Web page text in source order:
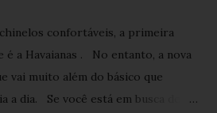
confortáveis, a primeira
é a Havaianas . No entanto, a nova
vai muito além do básico que
a dia. Se você está em busca de